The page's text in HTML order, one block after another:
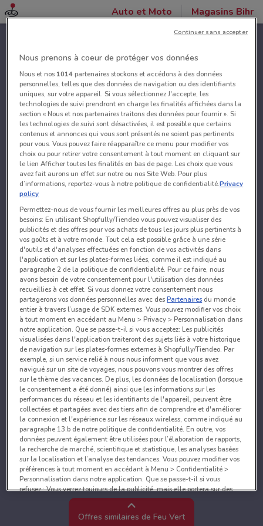
Auto et Moto Magasins Bihr
Offres similaires de Feu Vert
Nous prenons à coeur de protéger vos données
Nous et nos 1014partenaires stockons et accédons à des données
personnelles, telles que des données de navigation ou des identifiants
uniques, sur votre appareil. Si vous sélectionnez J'accepte, les
technologies de suivi prendront en charge les finalités affichées dans la
section « Nous et nos partenaires traitons des données pour fournir ». Si
les technologies de suivi sont désactivées, il est possible que certains
contenus et annonces qui vous sont présentés ne soient pas pertinents
pour vous. Vous pouvez faire réapparaître ce menu pour modifier vos
choix ou pour retirer votre consentement à tout moment en cliquant sur
le lien Afficher toutes les finalités en bas de page. Les choix que vous
avez fait aurons un effet sur notre ou nos Site Web. Pour plus
d’informations, reportez-vous à notre politique de confidentialité.Privacy
policy
Permettez-nous de vous fournir les meilleures offres au plus près de vos
besoins: En utilisant Shopfully/Tiendeo vous pouvez visualiser des
publicités et des offres pour vos achats de tous les jours plus pertinents à
vos goûts et à votre monde. Tout cela est possible grâce à une série
d'outils et d'analyses effectuées en fonction de vos activités dans
l'application et sur les plates-formes liées, comme il est indiqué au
paragraphe 2 de la politique de confidentialité. Pour ce faire, nous
avons besoin de votre consentement pour l'utilisation des données
recueillies à cet effet. Si vous donnez votre consentement nous
partagerons vos données personnelles avec desPartenaires du monde
entier à travers l’usage de SDK externes. Vous pouvez modifier vos choix
à tout moment en accédant au Menu > Privacy > Personnalisation dans
notre application. Que se passe-t-il si vous acceptez: Les publicités
visualisées dans l'application traiteront des sujets liés à votre historique
de navigation sur les plates-formes externes à Shopfully/Tiendeo. Par
exemple, si un service relié à nous nous informent que vous avez
navigué sur un site de voyages, nous pouvons vous montrer des offres
sur le thème des vacances. De plus, les données de localisation (lorsque
le consentement a été donné) ainsi que les informations sur les
performances du réseau et les identifiants de l'appareil, peuvent être
collectées et partagées avec des tiers afin de comprendre et d'améliorer
la connexion et l'expérience sur les réseaux wireless, comme indiqué au
paragraphe 13.b de notre politique de confidentialité. En outre, vos
données peuvent également être utilisées pour l’élaboration de rapports,
la recherche de marché, scientifique et statistique, les analyses basées
sur la localisation et l’analyse des tendances. Vous pouvez modifier vos
préférences à tout moment en accédant à Menu > Confidentialité >
Personnalisation dans notre application. Que se passe-t-il si vous
refusez : Vous verrez toujours de la publicité, mais elle portera sur des
sujets généraux et ne sera probablement pas pertinente pour vos centres
d’intérêt. Vous pouvez changer d’avis à tout moment en accédant à
Menu > Confidentialité > Personnalisation dans notre application.
Continuer sans accepter